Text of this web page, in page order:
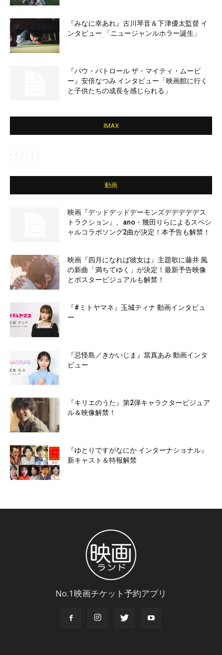
『みなに幸あれ』古川琴音＆下津優太監督 イ
ンタビュー 「ニュージャンルホラー誕生」
『パウ・パトロール ザ・マイティ・ムービ
ー』安倍なつみ インタビュー「映画館に行く
と子供たちの成長を感じられる」
IMAX
動画
映画『デッドデッドデーモンズデデデデデス
トラクション』、ano・幾田りらによるスペシ
ャルコラボソング2曲が決定！本予告も解禁！
映画『四月になれば彼女は』主題歌に藤井 風
の新曲「満ちてゆく」が決定！最新予告映像
とポスタービジュアルも解禁！
『#ミトヤマネ』玉城ティナ 動画インタビュ
ー
『忌怪島／きかいじま』當真あみ 動画インタ
ビュー
『キリエのうた』第2弾キャラクタービジュア
ル＆映像解禁！
『ゆとりですがなにか インターナショナル』
新キャスト＆特報解禁
No.1映画チケット予約アプリ